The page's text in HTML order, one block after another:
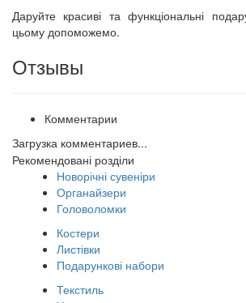
Даруйте красиві та функціональні
цьому допоможемо.
Отзывы
Комментарии
Загрузка комментариев...
Рекомендовані розділи
Новорічні сувеніри
Органайзери
Головоломки
Костери
Листівки
Подарункові набори
Текстиль